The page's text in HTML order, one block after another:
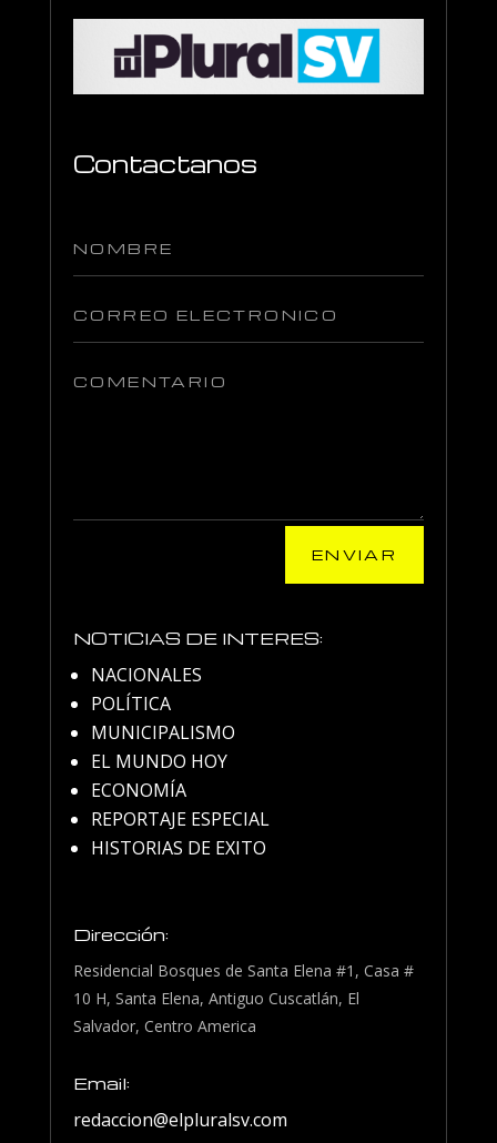
Contactanos
ENVIAR
NOTICIAS DE INTERES:
NACIONALES
POLÍTICA
MUNICIPALISMO
EL MUNDO HOY
ECONOMÍA
REPORTAJE ESPECIAL
HISTORIAS DE EXITO
Dirección:
Residencial Bosques de Santa Elena #1, Casa #
10 H, Santa Elena, Antiguo Cuscatlán, El
Salvador, Centro America
Email:
redaccion@elpluralsv.com